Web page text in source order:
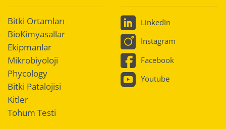
Bitki Ortamları
BioKimyasallar
Ekipmanlar
Mikrobiyoloji
Phycology
Bitki Patalojisi
Kitler
Tohum Testi
LinkedIn
Instagram
Facebook
Youtube